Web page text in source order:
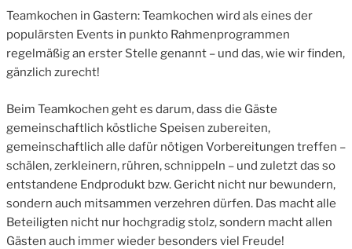
Teamkochen in Gastern: Teamkochen wird als eines der
populärsten Events in punkto Rahmenprogrammen
regelmäßig an erster Stelle genannt – und das, wie wir finden,
gänzlich zurecht!
Beim Teamkochen geht es darum, dass die Gäste
gemeinschaftlich köstliche Speisen zubereiten,
gemeinschaftlich alle dafür nötigen Vorbereitungen treffen –
schälen, zerkleinern, rühren, schnippeln – und zuletzt das so
entstandene Endprodukt bzw. Gericht nicht nur bewundern,
sondern auch mitsammen verzehren dürfen. Das macht alle
Beteiligten nicht nur hochgradig stolz, sondern macht allen
Gästen auch immer wieder besonders viel Freude!